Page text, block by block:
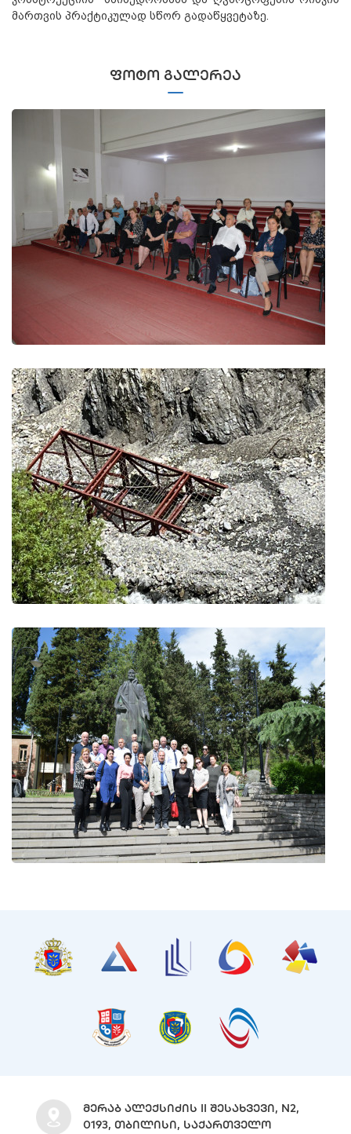
მართვის პრაქტიკულად სწორ გადაწყვეტაზე.
ᲤᲝᲢᲝ ᲒᲐᲚᲔᲠᲔᲐ
ᲛᲔᲠᲐᲑ ᲐᲚᲔᲥᲡᲘᲫᲘᲡ II ᲨᲔᲡᲐᲮᲕᲔᲕᲘ, N2,
0193, ᲗᲑᲘᲚᲘᲡᲘ, ᲡᲐᲥᲐᲠᲗᲕᲔᲚᲝ